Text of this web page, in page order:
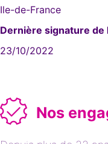
Ile-de-France
Dernière signature de
23/10/2022
Nos